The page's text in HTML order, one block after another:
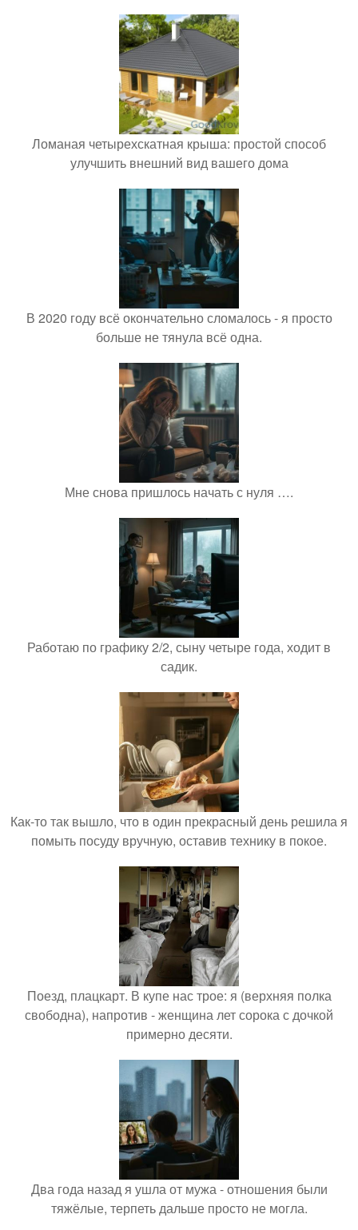
Ломаная четырехскатная крыша: простой способ
улучшить внешний вид вашего дома
В 2020 году всё окончательно сломалось - я просто
больше не тянула всё одна.
Мне снова пришлось начать с нуля ….
Работаю по графику 2/2, сыну четыре года, ходит в
садик.
Как-то так вышло, что в один прекрасный день решила я
помыть посуду вручную, оставив технику в покое.
Поезд, плацкарт. В купе нас трое: я (верхняя полка
свободна), напротив - женщина лет сорока с дочкой
примерно десяти.
Два года назад я ушла от мужа - отношения были
тяжёлые, терпеть дальше просто не могла.